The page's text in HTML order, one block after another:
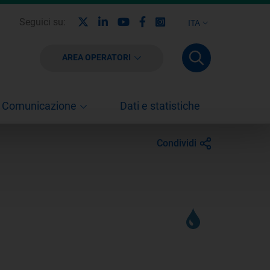
ITA
Seguici su: LinkedinYoutubeFacebook
Instagram
AREA OPERATORI
Comunicazione Dati e statistiche
Condividi